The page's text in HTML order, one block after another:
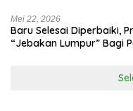
Mei 22, 2026
Baru Selesai Diperbaiki,
“Jebakan Lumpur” Bagi